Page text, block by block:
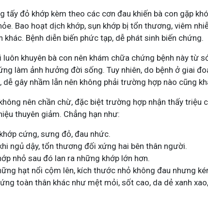
tấy đỏ khớp kèm theo các cơn đau khiến bà con gặp
Bao hoạt dịch khớp, sụn khớp bị tổn thương, viêm
khác. Bệnh diễn biến phức tạp, dễ phát sinh biến chứng.
luôn khuyên bà con nên khám chữa chứng bệnh này từ
làm ảnh hưởng đời sống. Tuy nhiên, do bệnh ở giai
dễ gây nhầm lẫn nên không phải trường hợp nào cũng
nên chần chừ, đặc biệt trường hợp nhận thấy triệu
thuyên giảm. Chẳng hạn như:
cứng, sưng đỏ, đau nhức.
ngủ dậy, tổn thương đối xứng hai bên thân người.
nhỏ sau đó lan ra những khớp lớn hơn.
hạt nổi cộm lên, kích thước nhỏ không đau nhưng
toàn thân khác như mệt mỏi, sốt cao, da dẻ xanh
Tham gia nhóm